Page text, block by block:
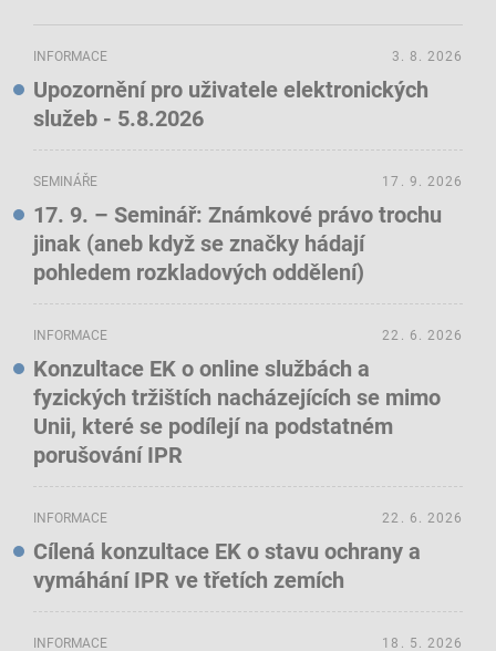
INFORMACE
Upozornění pro uživatele elektronických
služeb - 5.8.2026
3. 8. 2026
SEMINÁŘE
17. 9. – Seminář: Známkové právo trochu
jinak (aneb když se značky hádají
pohledem rozkladových oddělení)
17. 9. 2026
INFORMACE
Konzultace EK o online službách a
fyzických tržištích nacházejících se mimo
Unii, které se podílejí na podstatném
porušování IPR
22. 6. 2026
INFORMACE
Cílená konzultace EK o stavu ochrany a
vymáhání IPR ve třetích zemích
22. 6. 2026
INFORMACE 18. 5. 2026